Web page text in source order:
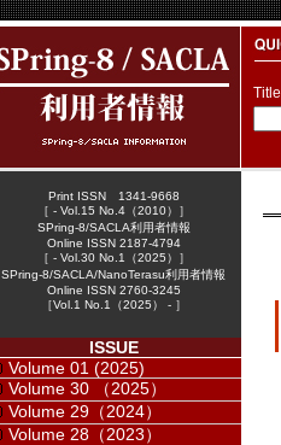
Title
Print ISSN 1341-9668
［ - Vol.15 No.4（2010）］
SPring-8/SACLA利用者情報
Online ISSN 2187-4794
［ - Vol.30 No.1（2025）］
SPring-8/SACLA/NanoTerasu利用者情報
Online ISSN 2760-3245
［Vol.1 No.1（2025） - ］
ISSUE
Volume 01 (2025)
Volume 30 （2025）
Volume 29（2024）
Volume 28（2023）